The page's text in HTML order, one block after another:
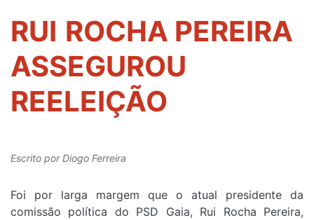
RUI ROCHA PEREIRA
ASSEGUROU
REELEIÇÃO
Escrito porDiogo Ferreira
Foi por larga margem que o atual presidente da
comissão política do PSD Gaia, Rui Rocha Pereira,